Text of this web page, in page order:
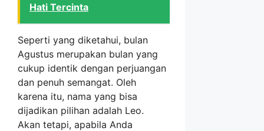
Hati Tercinta
Seperti yang diketahui, bulan
Agustus merupakan bulan yang
cukup identik dengan perjuangan
dan penuh semangat. Oleh
karena itu, nama yang bisa
dijadikan pilihan adalah Leo.
Akan tetapi, apabila Anda